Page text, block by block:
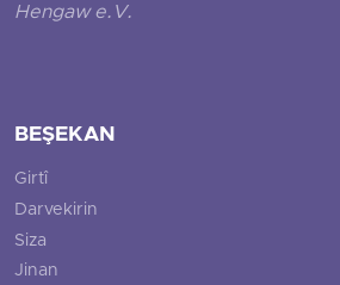
Hengaw e.V.
BEŞEKAN
Girtî
Darvekirin
Siza
Jinan